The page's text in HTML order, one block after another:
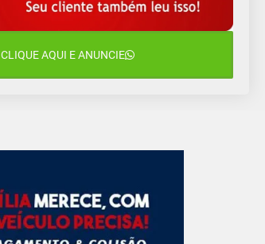
15°C 11°C
CLIQUE AQUI E ANUNCIE